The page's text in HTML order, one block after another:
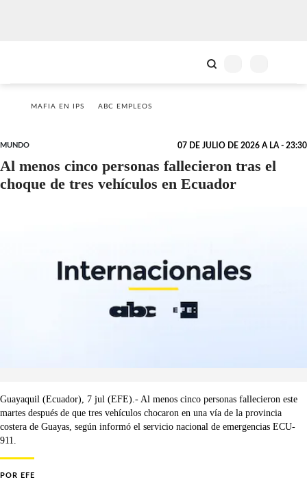
MAFIA EN IPS ABC EMPLEOS
MUNDO 07 DE JULIO DE 2026 A LA - 23:30
Al menos cinco personas fallecieron tras el
choque de tres vehículos en Ecuador
Guayaquil (Ecuador), 7 jul (EFE).- Al menos cinco personas fallecieron este
martes después de que tres vehículos chocaron en una vía de la provincia
costera de Guayas, según informó el servicio nacional de emergencias ECU-
911.
POR EFE